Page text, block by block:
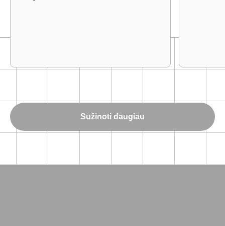
Sužinoti daugiau